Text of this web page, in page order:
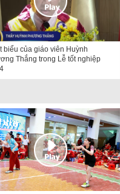
biểu của giáo viên Huỳnh
Thắng trong Lễ tốt nghiệp